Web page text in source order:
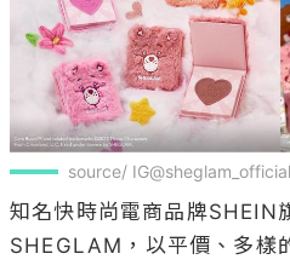
source/ IG@sheglam_official
知名快時尚電商品牌SHEIN
SHEGLAM，以平價、多樣